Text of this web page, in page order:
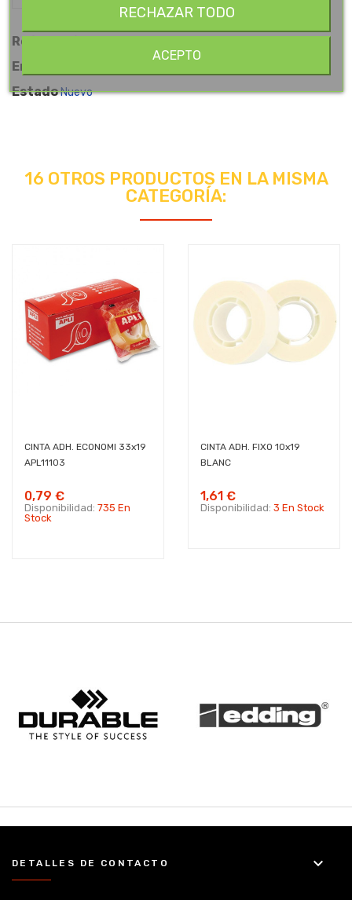
Referencia
En stock
EstadoNuevo
16 OTROS PRODUCTOS EN LA MISMA
CATEGORÍA:
CINTA ADH. ECONOMI 33x19
APL11103
0,79 €
Disponibilidad: 735 En
Stock
CINTA ADH. FIXO 10x19
BLANC
1,61 €
Disponibilidad: 3 En Stock
DETALLES DE CONTACTO keyboard_arrow_down
RECHAZAR TODO
ACEPTO